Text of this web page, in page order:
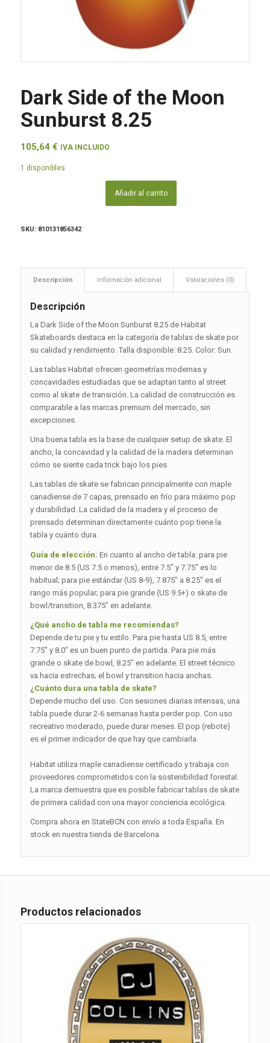
Dark Side of the Moon
Sunburst 8.25
105,64 € IVA INCLUIDO
1 disponibles
Añadir al carrito
SKU: 810131856342
Descripción Información adicional Valoraciones (0)
Descripción
La Dark Side of the Moon Sunburst 8.25 de Habitat
Skateboards destaca en la categoría de tablas de skate por
su calidad y rendimiento. Talla disponible: 8.25. Color: Sun.
Las tablas Habitat ofrecen geometrías modernas y
concavidades estudiadas que se adaptan tanto al street
como al skate de transición. La calidad de construcción es
comparable a las marcas premium del mercado, sin
excepciones.
Una buena tabla es la base de cualquier setup de skate. El
ancho, la concavidad y la calidad de la madera determinan
cómo se siente cada trick bajo los pies.
Las tablas de skate se fabrican principalmente con maple
canadiense de 7 capas, prensado en frío para máximo pop
y durabilidad. La calidad de la madera y el proceso de
prensado determinan directamente cuánto pop tiene la
tabla y cuánto dura.
Guía de elección: En cuanto al ancho de tabla: para pie
menor de 8.5 (US 7.5 o menos), entre 7.5″ y 7.75″ es lo
habitual; para pie estándar (US 8-9), 7.875″ a 8.25″ es el
rango más popular; para pie grande (US 9.5+) o skate de
bowl/transition, 8.375″ en adelante.
¿Qué ancho de tabla me recomiendas?
Depende de tu pie y tu estilo. Para pie hasta US 8.5, entre
7.75″ y 8.0″ es un buen punto de partida. Para pie más
grande o skate de bowl, 8.25″ en adelante. El street técnico
va hacia estrechas; el bowl y transition hacia anchas.
¿Cuánto dura una tabla de skate?
Depende mucho del uso. Con sesiones diarias intensas, una
tabla puede durar 2-6 semanas hasta perder pop. Con uso
recreativo moderado, puede durar meses. El pop (rebote)
es el primer indicador de que hay que cambiarla.
Habitat utiliza maple canadiense certificado y trabaja con
proveedores comprometidos con la sostenibilidad forestal.
La marca demuestra que es posible fabricar tablas de skate
de primera calidad con una mayor conciencia ecológica.
Compra ahora en StateBCN con envío a toda España. En
stock en nuestra tienda de Barcelona.
Productos relacionados